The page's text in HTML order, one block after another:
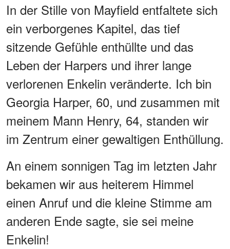
In der Stille von Mayfield entfaltete sich
ein verborgenes Kapitel, das tief
sitzende Gefühle enthüllte und das
Leben der Harpers und ihrer lange
verlorenen Enkelin veränderte. Ich bin
Georgia Harper, 60, und zusammen mit
meinem Mann Henry, 64, standen wir
im Zentrum einer gewaltigen Enthüllung.
An einem sonnigen Tag im letzten Jahr
bekamen wir aus heiterem Himmel
einen Anruf und die kleine Stimme am
anderen Ende sagte, sie sei meine
Enkelin!